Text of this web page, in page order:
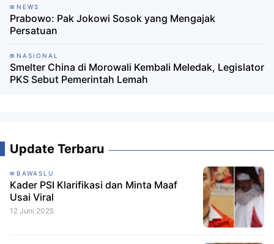
NEWS
Prabowo: Pak Jokowi Sosok yang Mengajak
Persatuan
NASIONAL
Smelter China di Morowali Kembali Meledak, Legislator
PKS Sebut Pemerintah Lemah
Update Terbaru
BAWASLU
Kader PSI Klarifikasi dan Minta Maaf
Usai Viral
12 Juni 2025